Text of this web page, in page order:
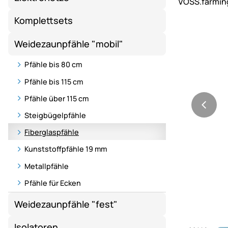
Komplettsets
Weidezaunpfähle "mobil"
Pfähle bis 80 cm
Pfähle bis 115 cm
Pfähle über 115 cm
Steigbügelpfähle
Fiberglaspfähle
Kunststoffpfähle 19 mm
Metallpfähle
Pfähle für Ecken
Weidezaunpfähle "fest"